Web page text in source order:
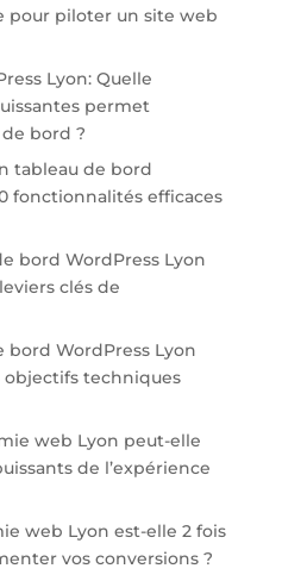
pour piloter un site web
Lyon: Quelle
permet
bord ?
tableau de bord
fonctionnalités efficaces
bord WordPress Lyon
clés de
bord WordPress Lyon
techniques
web Lyon peut-elle
de l’expérience
web Lyon est-elle 2 fois
vos conversions ?